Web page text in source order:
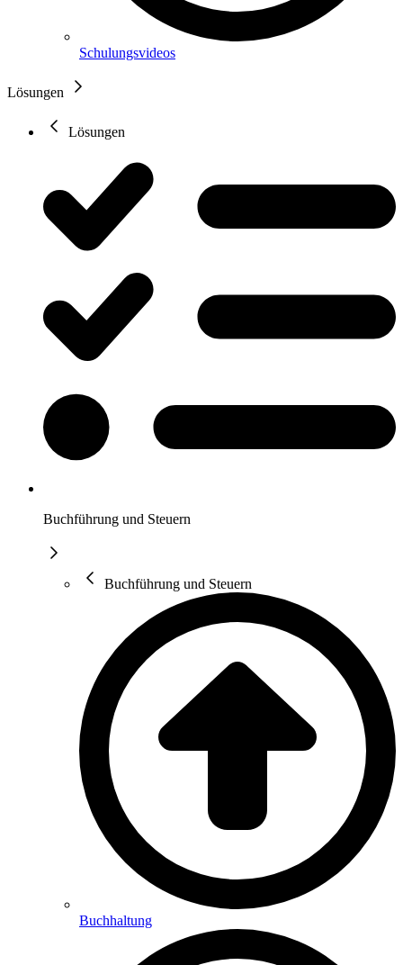
Schulungsvideos
Lösungen
Lösungen
Buchführung und Steuern
Buchführung und Steuern
Buchhaltung